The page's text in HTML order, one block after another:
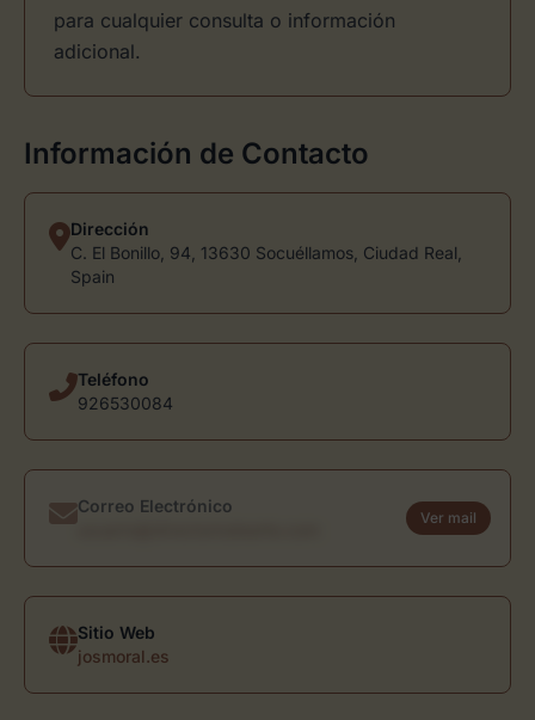
para cualquier consulta o información
adicional.
Información de Contacto
Dirección
C. El Bonillo, 94, 13630 Socuéllamos, Ciudad Real,
Spain
Teléfono
926530084
Correo Electrónico
Ver mail
Sitio Web
josmoral.es